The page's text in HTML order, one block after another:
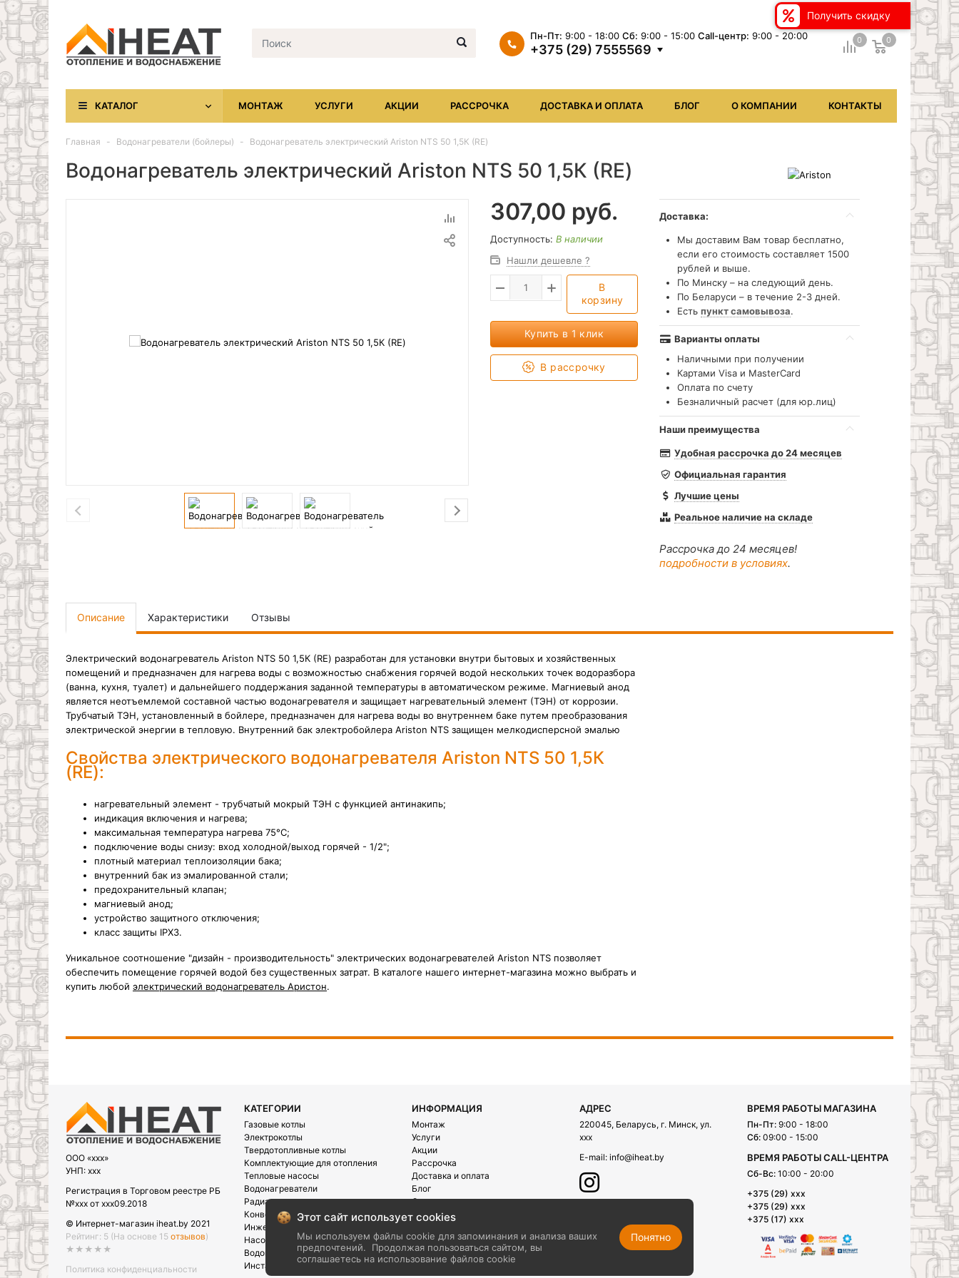
Пн-Пт: 9:00 - 18:00 Сб: 9:00 - 15:00 Сall-центр: 9:00 - 20:00
+375 (29) 7555569
+375 (17) XXX
КАТАЛОГ МОНТАЖ УСЛУГИ АКЦИИ РАССРОЧКА ДОСТАВКА И ОПЛАТА БЛОГ О КОМПАНИИ КОНТАКТЫ
0 0
Главная Водонагреватели (бойлеры) Водонагреватель электрический Ariston NTS 50 1,5К (RE)
Водонагреватель электрический Ariston NTS 50 1,5К (RE)
307,00 руб.
Доступность: В наличии
Нашли дешевле ?
В
корзину
Купить в 1 клик
В рассрочку
Доставка:
Мы доставим Вам товар бесплатно,
если его стоимость составляет 1500
рублей и выше.
По Минску – на следующий день.
По Беларуси – в течение 2-3 дней.
Есть пункт самовывоза.
Варианты оплаты
Наличными при получении
Картами Visa и MasterCard
Оплата по счету
Безналичный расчет (для юр.лиц)
Наши преимущества
Удобная рассрочка до 24 месяцев
Официальная гарантия
Лучшие цены
Реальное наличие на складе
Рассрочка до 24 месяцев!
подробности в условиях.
Описание Характеристики Отзывы
Электрический водонагреватель Ariston NTS 50 1,5К (RE) разработан для установки внутри бытовых и хозяйственных
помещений и предназначен для нагрева воды с возможностью снабжения горячей водой нескольких точек водоразбора
(ванна, кухня, туалет) и дальнейшего поддержания заданной температуры в автоматическом режиме. Магниевый анод
является неотъемлемой составной частью водонагревателя и защищает нагревательный элемент (ТЭН) от коррозии.
Трубчатый ТЭН, установленный в бойлере, предназначен для нагрева воды во внутреннем баке путем преобразования
электрической энергии в тепловую. Внутренний бак электробойлера Ariston NTS защищен мелкодисперсной эмалью
Свойства электрического водонагревателя Ariston NTS 50 1,5К
(RE):
нагревательный элемент - трубчатый мокрый ТЭН с функцией антинакипь;
индикация включения и нагрева;
максимальная температура нагрева 75°С;
подключение воды снизу: вход холодной/выход горячей - 1/2";
плотный материал теплоизоляции бака;
внутренний бак из эмалированной стали;
предохранительный клапан;
магниевый анод;
устройство защитного отключения;
класс защиты IPX3.
Уникальное соотношение "дизайн - производительность" электрических водонагревателей Ariston NTS позволяет
обеспечить помещение горячей водой без существенных затрат. В каталоге нашего интернет-магазина можно выбрать и
купить любой электрический водонагреватель Аристон.
OOO «xxx»
УНП: xxx
Регистрация в Торговом реестре РБ
№xxx от xxx09.2018
© Интернет-магазин iheat.by 2021
Рейтинг: 5 (На основе 15 отзывов)
★★★★★
Политика конфиденциальности
КАТЕГОРИИ
Газовые котлы
Электрокотлы
Твердотопливные котлы
Комплектующие для отопления
Тепловые насосы
Водонагреватели
Радиаторы
Конвектора
Инженерная сантехника
Насосы
Водоподготовка
Инсталляции
ИНФОРМАЦИЯ
Монтаж
Услуги
Акции
Рассрочка
Доставка и оплата
Блог
О компании
Контакты
АДРЕС
220045, Беларусь, г. Минск, ул.
xxx
E-mail: info@iheat.by
ВРЕМЯ РАБОТЫ МАГАЗИНА
Пн-Пт: 9:00 - 18:00
Сб: 09:00 - 15:00
ВРЕМЯ РАБОТЫ CALL-ЦЕНТРА
Сб-Вс: 10:00 - 20:00
+375 (29) xxx
+375 (29) xxx
+375 (17) xxx
Получить скидку
Этот сайт использует cookies
Мы используем файлы cookie для запоминания и анализа ваших
предпочтений.
Продолжая пользоваться сайтом, вы
соглашаетесь на использование файлов cookie
Понятно